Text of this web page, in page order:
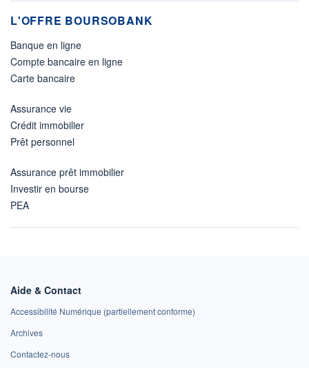
L'OFFRE BOURSOBANK
Banque en ligne
Compte bancaire en ligne
Carte bancaire
Assurance vie
Crédit immobilier
Prêt personnel
Assurance prêt immobilier
Investir en bourse
PEA
Aide & Contact
Accessibilité Numérique (partiellement conforme)
Archives
Contactez-nous